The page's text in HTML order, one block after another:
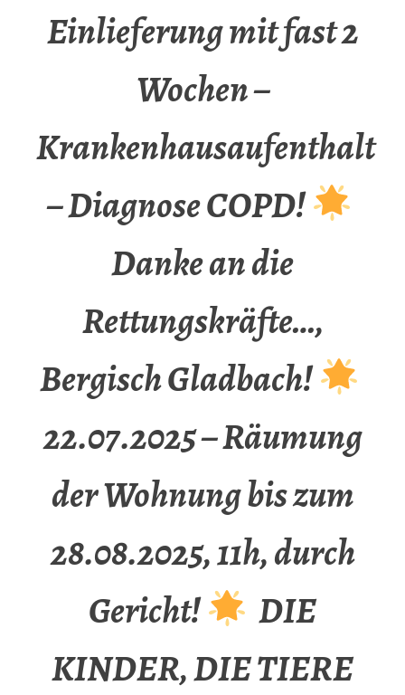
Einlieferung mit fast 2
Wochen –
Krankenhausaufenthalt
– Diagnose COPD!
Danke an die
Rettungskräfte…,
Bergisch Gladbach!
22.07.2025 – Räumung
der Wohnung bis zum
28.08.2025, 11h, durch
Gericht!
DIE
KINDER, DIE TIERE